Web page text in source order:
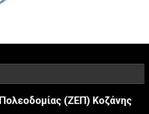
(ΖΕΠ) Κοζάνης